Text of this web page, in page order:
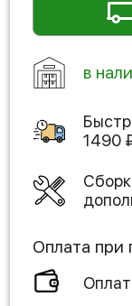
в
1490
Оплата при